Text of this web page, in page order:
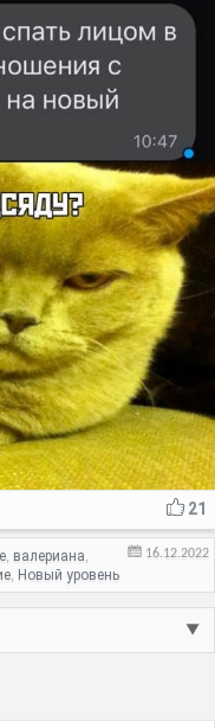
21
16.12.2022
, валериана,
, Новый уровень
▼